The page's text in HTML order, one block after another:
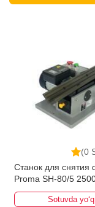
chiqaruvchilar va
bo'lib, ularning
bormoqda. Biz
istalgan
O'zbekistondagi
qilingan,
keng narxlar
toifasidagi har bir
(0
Станок для снятия
Proma SH-80/5
Sotuvda yo‘q